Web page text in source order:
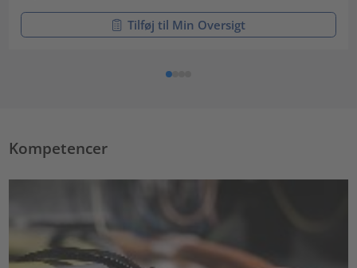
Tilføj til Min Oversigt
Kompetencer